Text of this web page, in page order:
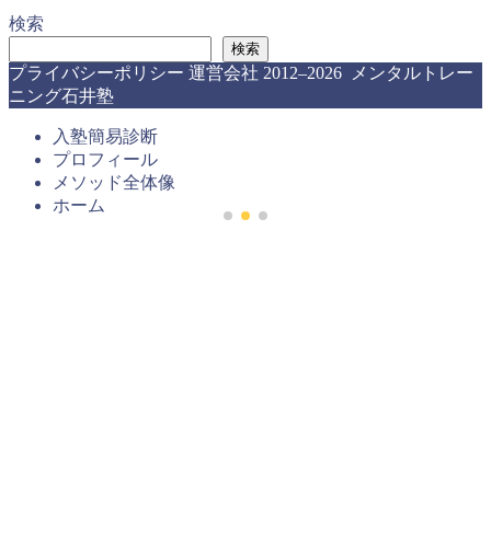
検索
検索
プライバシーポリシー 運営会社 2012–2026 メンタルトレー
ニング石井塾
入塾簡易診断
プロフィール
メソッド全体像
ホーム